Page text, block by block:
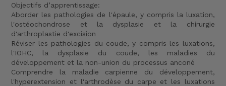
Objectifs d’apprentissage:
Aborder les pathologies de l'épaule, y compris la luxation,
l'ostéochondrose et la dysplasie et la chirurgie
d'arthroplastie d'excision
Réviser les pathologies du coude, y compris les luxations,
l'IOHC, la dysplasie du coude, les maladies du
développement et la non-union du processus anconé
Comprendre la maladie carpienne du développement,
l'hyperextension et l'arthrodèse du carpe et les luxations